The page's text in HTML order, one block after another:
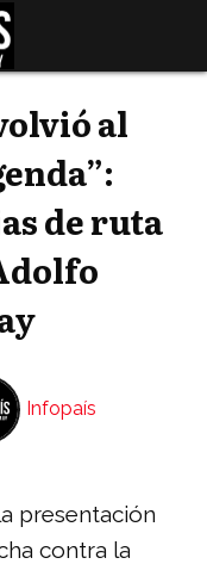
al
de ruta
presentación
contra la
Infopaís